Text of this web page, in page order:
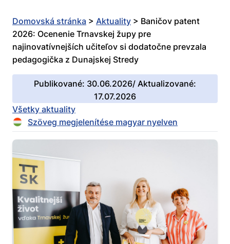
Domovská stránka > Aktuality > Baničov patent
2026: Ocenenie Trnavskej župy pre
najinovatívnejších učiteľov si dodatočne prevzala
pedagogička z Dunajskej Stredy
Publikované: 30.06.2026/ Aktualizované:
17.07.2026
Všetky aktuality
Szöveg megjelenítése magyar nyelven